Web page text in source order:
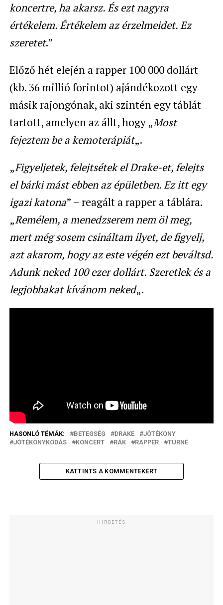
koncertre, ha akarsz. És ezt nagyra
értékelem. Értékelem az érzelmeidet. Ez
szeretet.”
Előző hét elején a rapper 100 000 dollárt
(kb. 36 millió forintot) ajándékozott egy
másik rajongónak, aki szintén egy táblát
tartott, amelyen az állt, hogy „Most
fejeztem be a kemoterápiát„.
„Figyeljetek, felejtsétek el Drake-et, felejts
el bárki mást ebben az épületben. Ez itt egy
igazi katona” – reagált a rapper a táblára.
„Remélem, a menedzserem nem öl meg,
mert még sosem csináltam ilyet, de figyelj,
azt akarom, hogy az este végén ezt beváltsd.
Adunk neked 100 ezer dollárt. Szeretlek és a
legjobbakat kívánom neked„.
HASONLÓ TÉMÁK: BETEGSÉG DRAKE
JÓTÉKONY
JÓTÉKONYKODÁS
KONCERT RÁK RAPPER TURNÉ
KATTINTS A KOMMENTEKÉRT
HIRDETÉS